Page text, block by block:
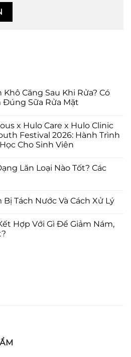
Căng Sau Khi Rửa? Có
Đúng Sữa Rửa Mặt
x Hulo Care x Hulo Clinic
Festival 2026: Hành Trình
Cho Sinh Viên
Lăn Loại Nào Tốt? Các
Tách Nước Và Cách Xử Lý
Hợp Với Gì Để Giảm Nám,